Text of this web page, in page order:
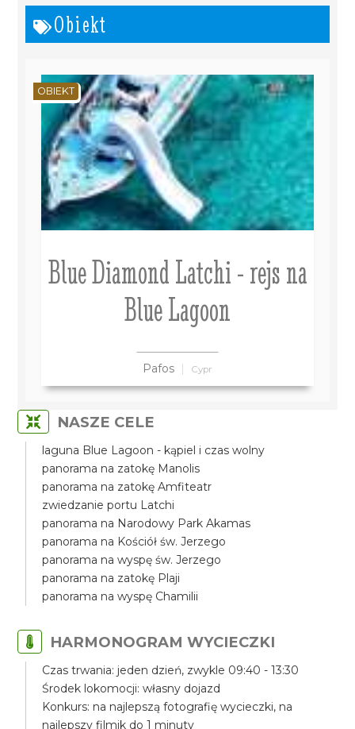
Obiekt
Blue Diamond Latchi - rejs na
Blue Lagoon
Pafos Cypr
OBIEKT
NASZE CELE
laguna Blue Lagoon - kąpiel i czas wolny
panorama na zatokę Manolis
panorama na zatokę Amfiteatr
zwiedzanie portu Latchi
panorama na Narodowy Park Akamas
panorama na Kościół św. Jerzego
panorama na wyspę św. Jerzego
panorama na zatokę Plaji
panorama na wyspę Chamilii
HARMONOGRAM WYCIECZKI
Czas trwania: jeden dzień, zwykle 09:40 - 13:30
Środek lokomocji: własny dojazd
Konkurs: na najlepszą fotografię wycieczki, na
najlepszy filmik do 1 minuty